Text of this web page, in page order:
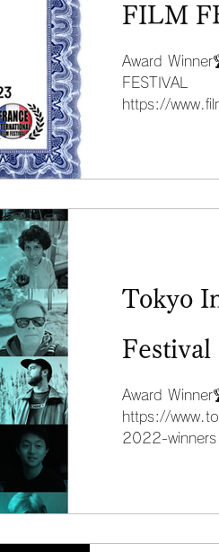
FILM
Award
FESTIVAL
https://
Tokyo
Festival
Award
https://
2022-winners